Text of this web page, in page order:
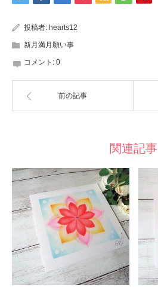
投稿者: hearts12
新月満月願い事
コメント: 0
前の記事
関連記事